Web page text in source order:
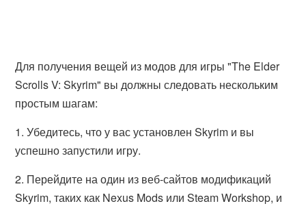
Для получения вещей из модов для игры "The Elder
Scrolls V: Skyrim" вы должны следовать нескольким
простым шагам:
1. Убедитесь, что у вас установлен Skyrim и вы
успешно запустили игру.
2. Перейдите на один из веб-сайтов модификаций
Skyrim, таких как Nexus Mods или Steam Workshop, и